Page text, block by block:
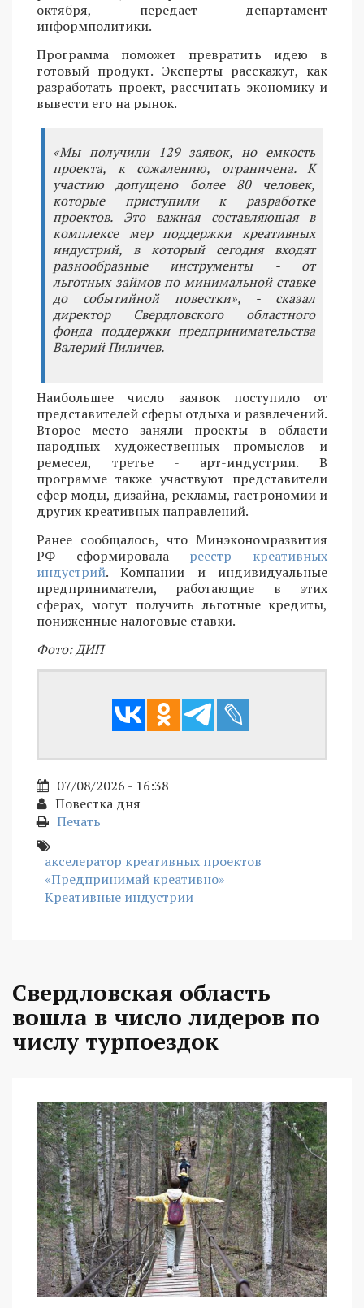
октября, передает департамент
информполитики.
Программа поможет превратить идею в
готовый продукт. Эксперты расскажут, как
разработать проект, рассчитать экономику и
вывести его на рынок.
«Мы получили 129 заявок, но емкость
проекта, к сожалению, ограничена. К
участию допущено более 80 человек,
которые приступили к разработке
проектов. Это важная составляющая в
комплексе мер поддержки креативных
индустрий, в который сегодня входят
разнообразные инструменты - от
льготных займов по минимальной ставке
до событийной повестки», - сказал
директор Свердловского областного
фонда поддержки предпринимательства
Валерий Пиличев.
Наибольшее число заявок поступило от
представителей сферы отдыха и развлечений.
Второе место заняли проекты в области
народных художественных промыслов и
ремесел, третье - арт-индустрии. В
программе также участвуют представители
сфер моды, дизайна, рекламы, гастрономии и
других креативных направлений.
Ранее сообщалось, что Минэкономразвития
РФ сформировала реестр креативных
индустрий. Компании и индивидуальные
предприниматели, работающие в этих
сферах, могут получить льготные кредиты,
пониженные налоговые ставки.
Фото: ДИП
07/08/2026 - 16:38
Повестка дня
Печать
акселератор креативных проектов
«Предпринимай креативно»
Креативные индустрии
Свердловская область
вошла в число лидеров по
числу турпоездок